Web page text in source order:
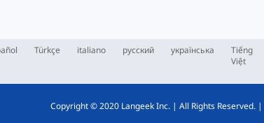
Türkçe italiano русский українська
Tiếng
Việt
Copyright © 2020 Langeek Inc. | All Rights Reserved. |